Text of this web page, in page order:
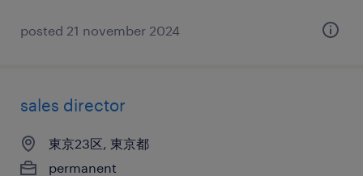
posted 21 november 2024
sales director
東京23区, 東京都
permanent